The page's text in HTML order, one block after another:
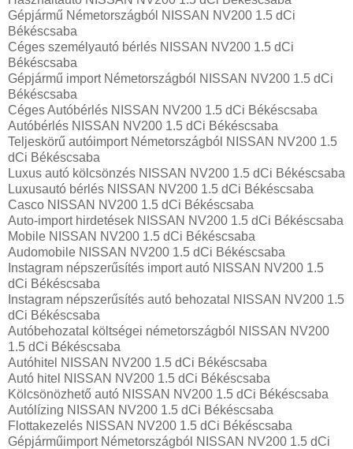
Gépjármű Németországból NISSAN NV200 1.5 dCi
Békéscsaba
Céges személyautó bérlés NISSAN NV200 1.5 dCi
Békéscsaba
Gépjármű import Németországból NISSAN NV200 1.5 dCi
Békéscsaba
Céges Autóbérlés NISSAN NV200 1.5 dCi Békéscsaba
Autóbérlés NISSAN NV200 1.5 dCi Békéscsaba
Teljeskörű autóimport Németországból NISSAN NV200 1.5
dCi Békéscsaba
Luxus autó kölcsönzés NISSAN NV200 1.5 dCi Békéscsaba
Luxusautó bérlés NISSAN NV200 1.5 dCi Békéscsaba
Casco NISSAN NV200 1.5 dCi Békéscsaba
Auto-import hirdetések NISSAN NV200 1.5 dCi Békéscsaba
Mobile NISSAN NV200 1.5 dCi Békéscsaba
Audomobile NISSAN NV200 1.5 dCi Békéscsaba
Instagram népszerűsítés import autó NISSAN NV200 1.5
dCi Békéscsaba
Instagram népszerűsítés autó behozatal NISSAN NV200 1.5
dCi Békéscsaba
Autóbehozatal költségei németországból NISSAN NV200
1.5 dCi Békéscsaba
Autóhitel NISSAN NV200 1.5 dCi Békéscsaba
Autó hitel NISSAN NV200 1.5 dCi Békéscsaba
Kölcsönözhető autó NISSAN NV200 1.5 dCi Békéscsaba
Autólízing NISSAN NV200 1.5 dCi Békéscsaba
Flottakezelés NISSAN NV200 1.5 dCi Békéscsaba
Gépjárműimport Németországból NISSAN NV200 1.5 dCi